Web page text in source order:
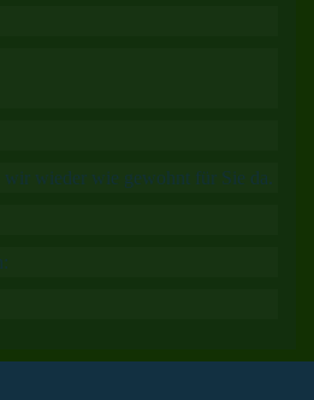
wieder wie gewohnt für Sie da.